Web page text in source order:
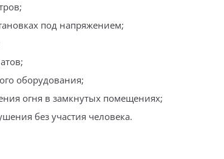
под напряжением;
оборудования;
огня в замкнутых помещениях;
без участия человека.